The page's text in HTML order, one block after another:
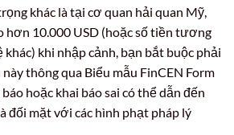
khác là tại cơ quan hải quan Mỹ,
hơn 10.000 USD (hoặc số tiền tương
khi nhập cảnh, bạn bắt buộc phải
thông qua Biểu mẫu FinCEN Form
hoặc khai báo sai có thể dẫn đến
đối mặt với các hình phạt pháp lý